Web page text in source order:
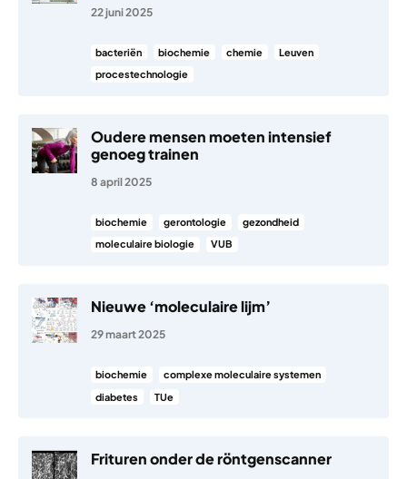
22 juni 2025
bacteriën biochemie chemie
Leuven
procestechnologie
Oudere mensen moeten intensief
genoeg trainen
8 april 2025
biochemie gerontologie
gezondheid
moleculaire biologie
VUB
Nieuwe ‘moleculaire lijm’
29 maart 2025
biochemie
complexe moleculaire systemen
diabetes
TUe
Frituren onder de röntgenscanner